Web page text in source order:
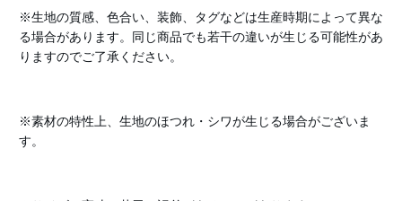
※生地の質感、色合い、装飾、タグなどは生産時期によって異な
る場合があります。同じ商品でも若干の違いが生じる可能性があ
りますのでご了承ください。
※素材の特性上、生地のほつれ・シワが生じる場合がございま
す。